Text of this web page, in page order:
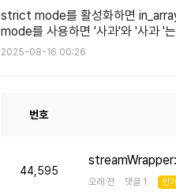
strict mode를 활성화하면
mode를 사용하면 '사과'와 '사과 '
2025-08-16 00:26
번호
44,595
오래 전 댓글 1 인기